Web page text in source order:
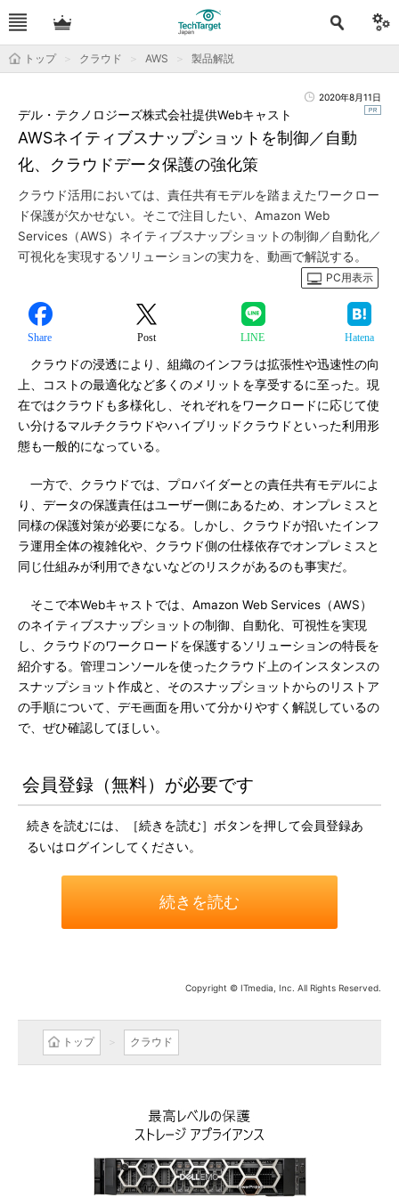
トップ クラウド AWS 製品解説
2020年8月11日
AWSネイティブスナップショットを制御／自動
化、クラウドデータ保護の強化策
デル・テクノロジーズ株式会社提供Webキャスト
クラウド活用においては、責任共有モデルを踏まえたワークロー
ド保護が欠かせない。そこで注目したい、Amazon Web
Services（AWS）ネイティブスナップショットの制御／自動化／
可視化を実現するソリューションの実力を、動画で解説する。
PC用表示
Share Post LINE Hatena
クラウドの浸透により、組織のインフラは拡張性や迅速性の向
上、コストの最適化など多くのメリットを享受するに至った。現
在ではクラウドも多様化し、それぞれをワークロードに応じて使
い分けるマルチクラウドやハイブリッドクラウドといった利用形
態も一般的になっている。
一方で、クラウドでは、プロバイダーとの責任共有モデルによ
り、データの保護責任はユーザー側にあるため、オンプレミスと
同様の保護対策が必要になる。しかし、クラウドが招いたインフ
ラ運用全体の複雑化や、クラウド側の仕様依存でオンプレミスと
同じ仕組みが利用できないなどのリスクがあるのも事実だ。
そこで本Webキャストでは、Amazon Web Services（AWS）
のネイティブスナップショットの制御、自動化、可視性を実現
し、クラウドのワークロードを保護するソリューションの特長を
紹介する。管理コンソールを使ったクラウド上のインスタンスの
スナップショット作成と、そのスナップショットからのリストア
の手順について、デモ画面を用いて分かりやすく解説しているの
で、ぜひ確認してほしい。
会員登録（無料）が必要です
続きを読むには、［続きを読む］ボタンを押して会員登録あ
るいはログインしてください。
続きを読む
Copyright © ITmedia, Inc. All Rights Reserved.
トップ クラウド